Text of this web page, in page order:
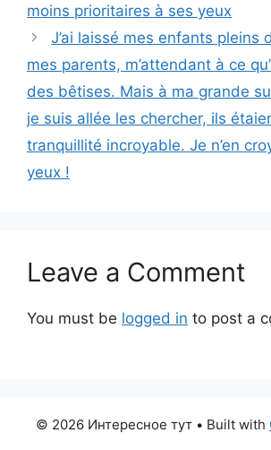
moins prioritaires à ses yeux
J’ai laissé mes enfants pleins
mes parents, m’attendant à ce
des bêtises. Mais à ma grande
je suis allée les chercher, ils
tranquillité incroyable. Je n’en
yeux !
Leave a Comment
You must be logged in to post a
© 2026 Интересное тут • Built with